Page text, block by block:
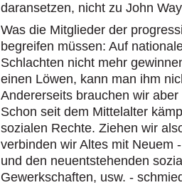
daransetzen, nicht zu John
Was die Mitglieder der
begreifen müssen: Auf
Schlachten nicht mehr
einen Löwen, kann man ihm
Andererseits brauchen wir
Schon seit dem Mittelalter
sozialen Rechte. Ziehen wir
verbinden wir Altes mit Neuem
und den neuentstehenden
Gewerkschaften, usw. -